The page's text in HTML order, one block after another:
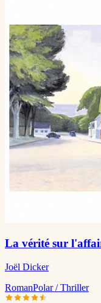
La vérité sur
Joël Dicker
RomanPolar / Thriller